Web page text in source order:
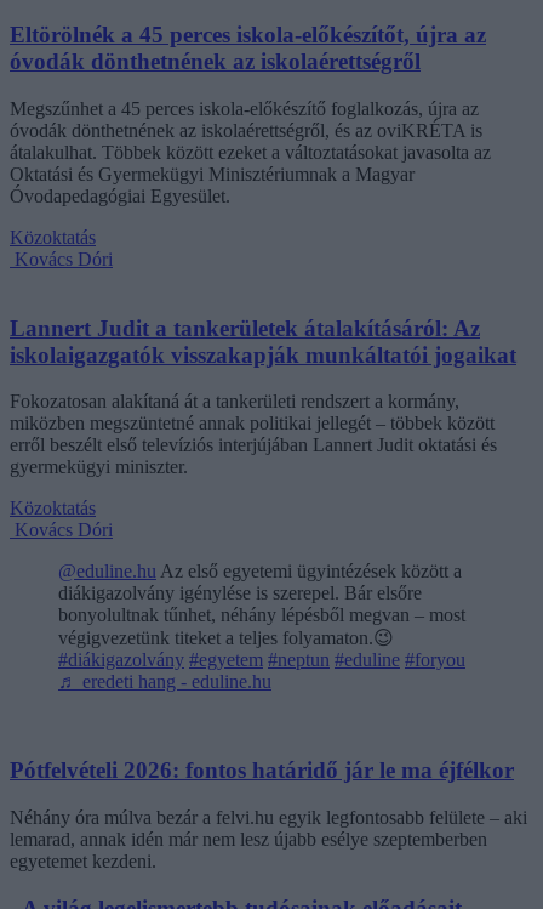
Eltörölnék a 45 perces iskola-előkészítőt, újra az
óvodák dönthetnének az iskolaérettségről
Megszűnhet a 45 perces iskola-előkészítő foglalkozás, újra az
óvodák dönthetnének az iskolaérettségről, és az oviKRÉTA is
átalakulhat. Többek között ezeket a változtatásokat javasolta az
Oktatási és Gyermekügyi Minisztériumnak a Magyar
Óvodapedagógiai Egyesület.
Közoktatás
Kovács Dóri
Lannert Judit a tankerületek átalakításáról: Az
iskolaigazgatók visszakapják munkáltatói jogaikat
Fokozatosan alakítaná át a tankerületi rendszert a kormány,
miközben megszüntetné annak politikai jellegét – többek között
erről beszélt első televíziós interjújában Lannert Judit oktatási és
gyermekügyi miniszter.
Közoktatás
Kovács Dóri
@eduline.hu Az első egyetemi ügyintézések között a
diákigazolvány igénylése is szerepel. Bár elsőre
bonyolultnak tűnhet, néhány lépésből megvan – most
végigvezetünk titeket a teljes folyamaton.😉
#diákigazolvány #egyetem #neptun #eduline #foryou
♬ eredeti hang - eduline.hu
Pótfelvételi 2026: fontos határidő jár le ma éjfélkor
Néhány óra múlva bezár a felvi.hu egyik legfontosabb felülete – aki
lemarad, annak idén már nem lesz újabb esélye szeptemberben
egyetemet kezdeni.